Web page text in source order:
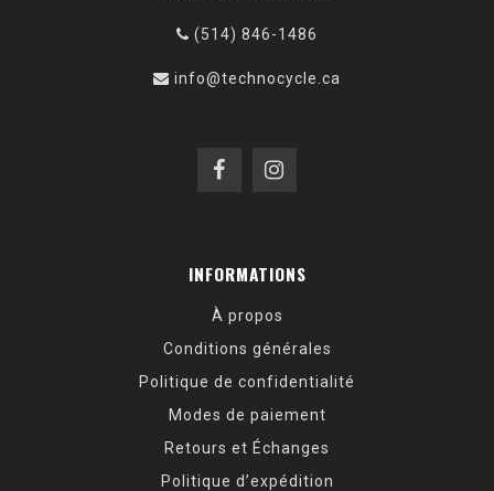
(514) 846-1486
info@technocycle.ca
INFORMATIONS
À propos
Conditions générales
Politique de confidentialité
Modes de paiement
Retours et Échanges
Politique d’expédition